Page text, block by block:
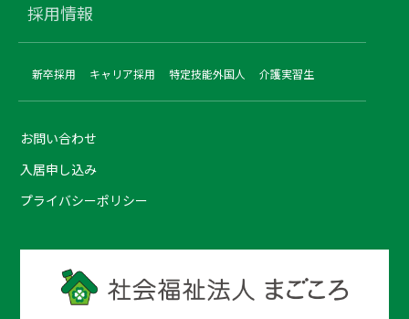
採用情報
新卒採用 キャリア採用 特定技能外国人 介護実習生
お問い合わせ
入居申し込み
プライバシーポリシー